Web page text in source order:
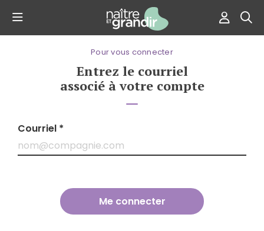
Pour vous connecter
Entrez le courriel
associé à votre compte
Courriel *